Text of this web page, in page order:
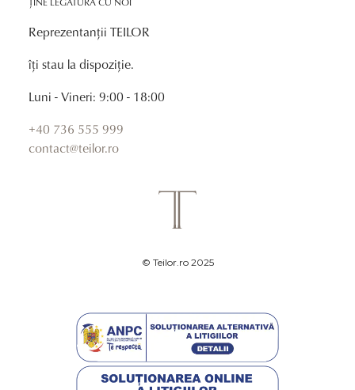
Reprezentanții TEILOR
îți stau la dispoziție.
Luni - Vineri: 9:00 - 18:00
+40 736 555 999
contact@teilor.ro
© Teilor.ro 2025